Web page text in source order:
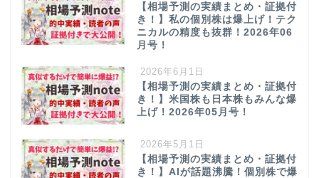
【相場予測の実績まとめ・証拠付
き！】私の個別株は爆上げ！テク
ニカルの精度も抜群！2026年06
月号！
2026年6月1日
【相場予測の実績まとめ・証拠付
き！】米国株も日本株もみんな爆
上げ！2026年05月号！
2026年5月1日
【相場予測の実績まとめ・証拠付
き！】AIが話題沸騰！個別株で爆